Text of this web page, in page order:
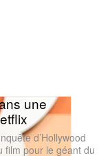
une
d’Hollywood
film pour le géant du